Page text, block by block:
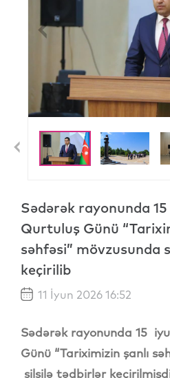
Previous
Previous
Sədərək rayonunda
Qurtuluş Günü
səhfəsi” mövzusunda
keçirilib
11 İyun 2026 16:52
Sədərək rayonunda 15
Günü “Tariximizin şanlı
silsilə tədbirlər